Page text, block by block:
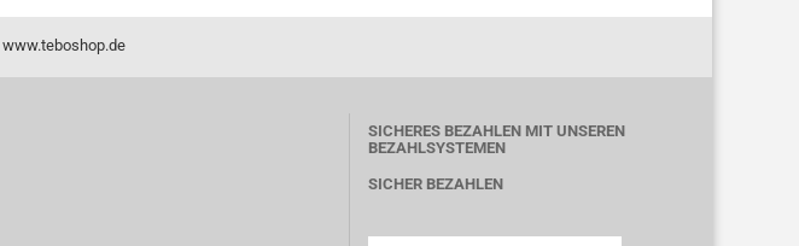
www.teboshop.de
SICHERES BEZAHLEN MIT UNSEREN
BEZAHLSYSTEMEN
SICHER BEZAHLEN